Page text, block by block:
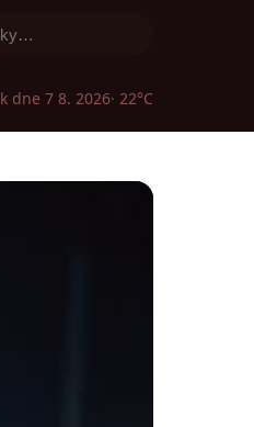
dne 7 8. 2026· 22°C